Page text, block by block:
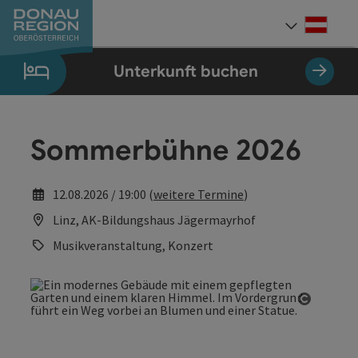
Zum Inhalt
Zur Navigation
Zum Seitenanfang
Zur Kontaktseite
Zum Impressum
Zur Startseite
Unterkunft buchen
Sommerbühne 2026
12.08.2026 / 19:00 (weitere Termine)
Linz, AK-Bildungshaus Jägermayrhof
Musikveranstaltung, Konzert